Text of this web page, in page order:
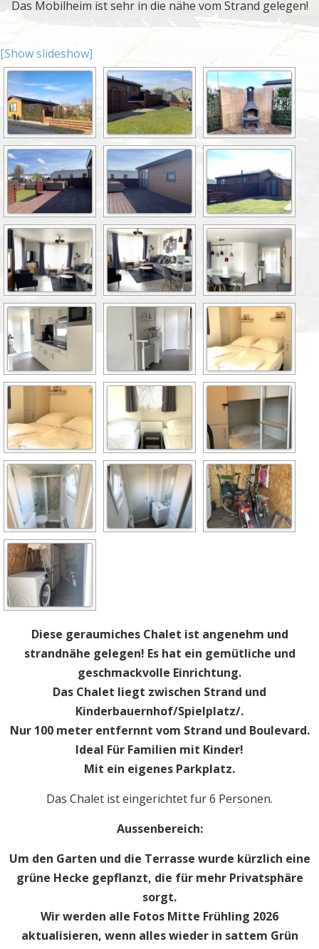
Das Mobilheim ist sehr in die nähe vom Strand gelegen!
[Show slideshow]
Diese geraumiches Chalet ist angenehm und
strandnähe gelegen! Es hat ein gemütliche und
geschmackvolle Einrichtung.
Das Chalet liegt zwischen Strand und
Kinderbauernhof/Spielplatz/.
Nur 100 meter entfernnt vom Strand und Boulevard.
Ideal Für Familien mit Kinder!
Mit ein eigenes Parkplatz.
Das Chalet ist eingerichtet fur 6 Personen.
Aussenbereich:
Um den Garten und die Terrasse wurde kürzlich eine
grüne Hecke gepflanzt, die für mehr Privatsphäre
sorgt.
Wir werden alle Fotos Mitte Frühling 2026
aktualisieren, wenn alles wieder in sattem Grün